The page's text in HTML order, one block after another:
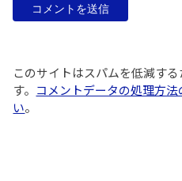
このサイトはスパムを低減す
す。 コメントデータの処理方
い。